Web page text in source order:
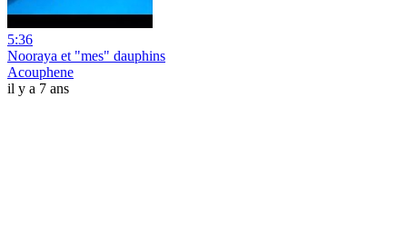
5:36
Nooraya et "mes" dauphins
Acouphene
il y a 7 ans